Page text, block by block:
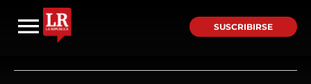
SUSCRIBIRSE